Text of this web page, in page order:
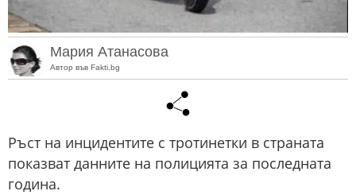
Мария Атанасова
Автор във Fakti.bg
Ръст на инцидентите с тротинетки в страната
показват данните на полицията за последната
година.